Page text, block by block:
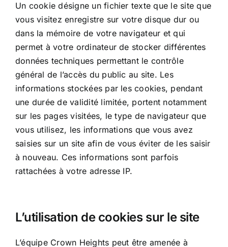
Un cookie désigne un fichier texte que le site que
vous visitez enregistre sur votre disque dur ou
dans la mémoire de votre navigateur et qui
permet à votre ordinateur de stocker différentes
données techniques permettant le contrôle
général de l’accès du public au site. Les
informations stockées par les cookies, pendant
une durée de validité limitée, portent notamment
sur les pages visitées, le type de navigateur que
vous utilisez, les informations que vous avez
saisies sur un site afin de vous éviter de les saisir
à nouveau. Ces informations sont parfois
rattachées à votre adresse IP.
L’utilisation de cookies sur le site
L’équipe Crown Heights peut être amenée à